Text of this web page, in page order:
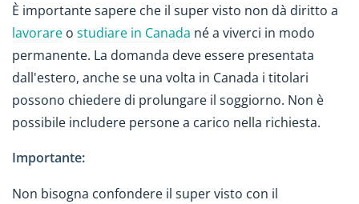
È importante sapere che il super visto non dà diritto a
lavorare o studiare in Canada né a viverci in modo
permanente. La domanda deve essere presentata
dall'estero, anche se una volta in Canada i titolari
possono chiedere di prolungare il soggiorno. Non è
possibile includere persone a carico nella richiesta.
Importante:
Non bisogna confondere il super visto con il